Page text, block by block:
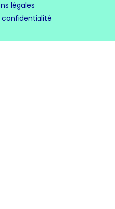
légales
confidentialité